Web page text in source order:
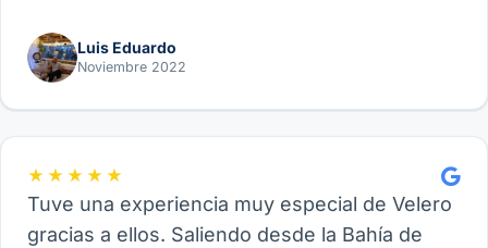
Luis Eduardo
Noviembre 2022
★★★★★
Tuve una experiencia muy especial de Velero
gracias a ellos. Saliendo desde la Bahía de